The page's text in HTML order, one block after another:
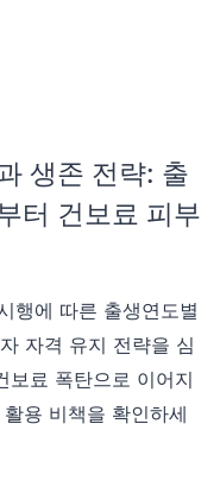
생존 전략: 출
터 건보료 피부
행에 따른 출생연도별
자격 유지 전략을 심
보료 폭탄으로 이어지
용 비책을 확인하세